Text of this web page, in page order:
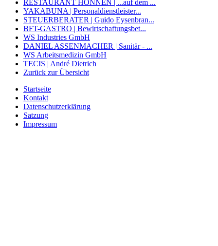
RESTAURANT HONNEN | ...auf dem ...
YAKABUNA | Personaldienstleister...
STEUERBERATER | Guido Eysenbran...
BFT-GASTRO | Bewirtschaftungsbet...
WS Industries GmbH
DANIEL ASSENMACHER | Sanitär - ...
WS Arbeitsmedizin GmbH
TECIS | André Dietrich
Zurück zur Übersicht
Startseite
Kontakt
Datenschutzerklärung
Satzung
Impressum